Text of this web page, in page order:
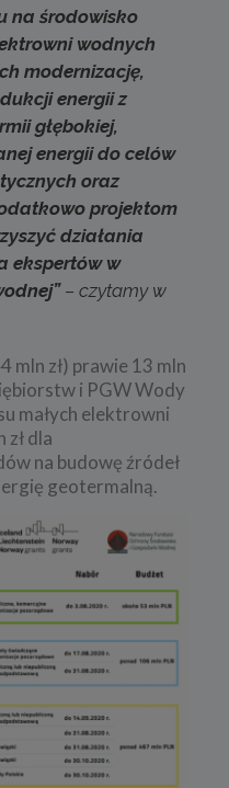
na środowisko
wodnych
modernizację,
energii z
głębokiej,
energii do celów
oraz
projektom
działania
ekspertów w
– czytamy w
mln zł) prawie 13 mln
i PGW Wody
małych elektrowni
dla
na budowę źródeł
geotermalną.